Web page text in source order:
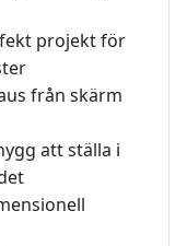
projekt för
från skärm
att ställa i